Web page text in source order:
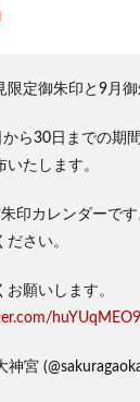
限定御朱印と9月
ら30日までの期
いたします。
印カレンダーです
ださい。
お願いします。
神宮